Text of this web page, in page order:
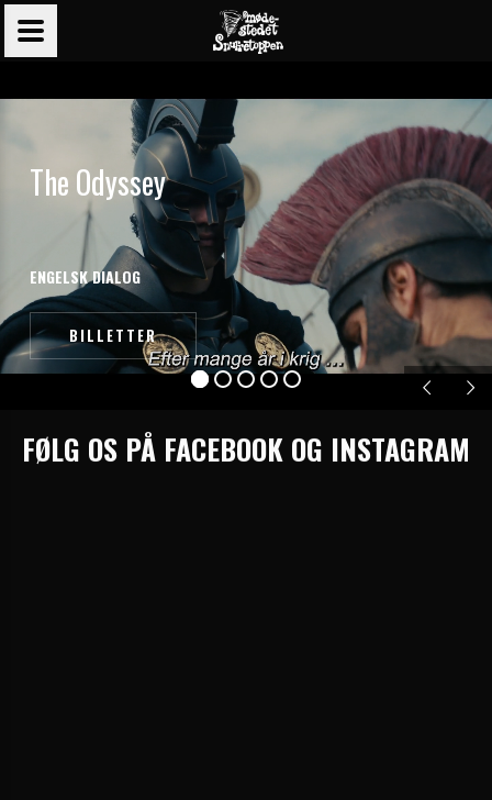
ENGELSKDIALOG
TheOdyssey
BILLETTER
FØLG OS PÅ FACEBOOK OG INSTAGRAM